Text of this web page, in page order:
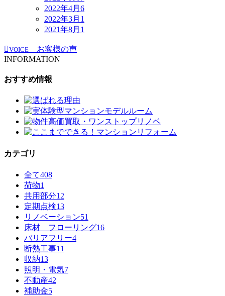
2022年4月 6
2022年3月 1
2021年8月 1
VOICE
お客様の声
INFORMATION
おすすめ情報
カテゴリ
全て408
荷物1
共用部分12
定期点検13
リノベーション51
床材 フローリング16
バリアフリー4
断熱工事11
収納13
照明・電気7
不動産42
補助金5